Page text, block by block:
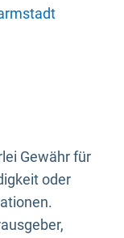
Gewähr für
oder